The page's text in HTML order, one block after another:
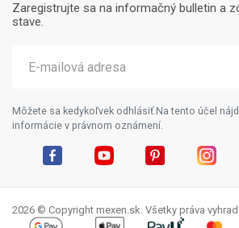
Zaregistrujte sa na informačný bulletin a
stave.
Môžete sa kedykoľvek odhlásiť.Na tento účel
informácie v právnom oznámení.
2026 © Copyright mexen.sk. Všetky práva